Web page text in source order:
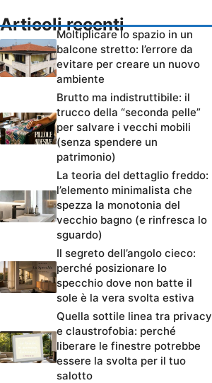
Articoli recenti
Moltiplicare lo spazio in un
balcone stretto: l’errore da
evitare per creare un nuovo
ambiente
Brutto ma indistruttibile: il
trucco della “seconda pelle”
per salvare i vecchi mobili
(senza spendere un
patrimonio)
La teoria del dettaglio freddo:
l’elemento minimalista che
spezza la monotonia del
vecchio bagno (e rinfresca lo
sguardo)
Il segreto dell’angolo cieco:
perché posizionare lo
specchio dove non batte il
sole è la vera svolta estiva
Quella sottile linea tra privacy
e claustrofobia: perché
liberare le finestre potrebbe
essere la svolta per il tuo
salotto